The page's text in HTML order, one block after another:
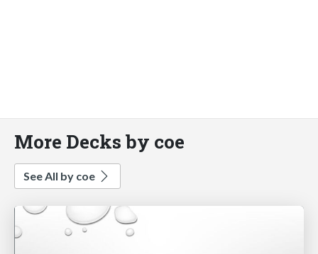
More Decks by coe
See All by coe